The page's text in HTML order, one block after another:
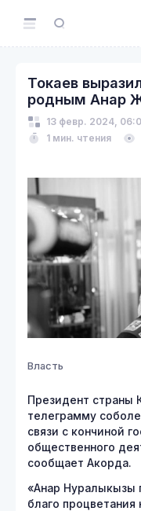
Токаев
родным Анар
13 февр. 2024,
1 мин. чтения
Власть
Президент страны
телеграмму
связи с кончиной
общественного
сообщает Акорда.
«Анар Нуралыкызы
благо